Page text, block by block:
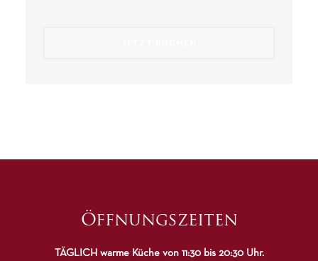
Öffnungszeiten
TÄGLICH warme Küche von 11:30 bis 20:30 Uhr.